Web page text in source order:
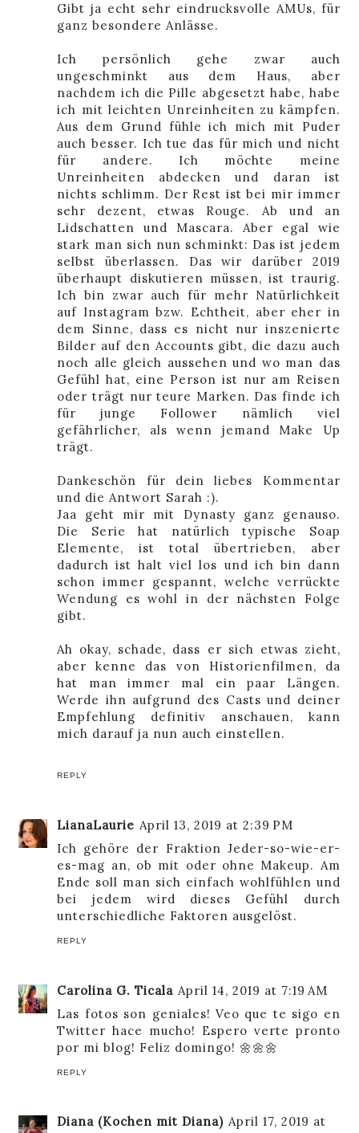
Gibt ja echt sehr eindrucksvolle AMUs, für
ganz besondere Anlässe.
Ich persönlich gehe zwar auch
ungeschminkt aus dem Haus, aber
nachdem ich die Pille abgesetzt habe, habe
ich mit leichten Unreinheiten zu kämpfen.
Aus dem Grund fühle ich mich mit Puder
auch besser. Ich tue das für mich und nicht
für andere. Ich möchte meine
Unreinheiten abdecken und daran ist
nichts schlimm. Der Rest ist bei mir immer
sehr dezent, etwas Rouge. Ab und an
Lidschatten und Mascara. Aber egal wie
stark man sich nun schminkt: Das ist jedem
selbst überlassen. Das wir darüber 2019
überhaupt diskutieren müssen, ist traurig.
Ich bin zwar auch für mehr Natürlichkeit
auf Instagram bzw. Echtheit, aber eher in
dem Sinne, dass es nicht nur inszenierte
Bilder auf den Accounts gibt, die dazu auch
noch alle gleich aussehen und wo man das
Gefühl hat, eine Person ist nur am Reisen
oder trägt nur teure Marken. Das finde ich
für junge Follower nämlich viel
gefährlicher, als wenn jemand Make Up
trägt.
Dankeschön für dein liebes Kommentar
und die Antwort Sarah :).
Jaa geht mir mit Dynasty ganz genauso.
Die Serie hat natürlich typische Soap
Elemente, ist total übertrieben, aber
dadurch ist halt viel los und ich bin dann
schon immer gespannt, welche verrückte
Wendung es wohl in der nächsten Folge
gibt.
Ah okay, schade, dass er sich etwas zieht,
aber kenne das von Historienfilmen, da
hat man immer mal ein paar Längen.
Werde ihn aufgrund des Casts und deiner
Empfehlung definitiv anschauen, kann
mich darauf ja nun auch einstellen.
REPLY
LianaLaurie April 13, 2019 at 2:39 PM
Ich gehöre der Fraktion Jeder-so-wie-er-
es-mag an, ob mit oder ohne Makeup. Am
Ende soll man sich einfach wohlfühlen und
bei jedem wird dieses Gefühl durch
unterschiedliche Faktoren ausgelöst.
REPLY
Carolina G. Ticala April 14, 2019 at 7:19 AM
Las fotos son geniales! Veo que te sigo en
Twitter hace mucho! Espero verte pronto
por mi blog! Feliz domingo! 🌼🌼🌼
REPLY
Diana (Kochen mit Diana) April 17, 2019 at